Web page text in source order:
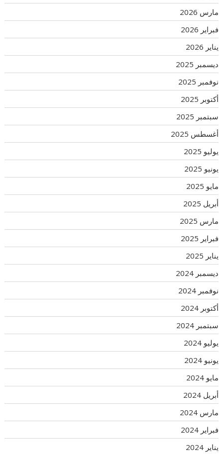
مارس 2026
فبراير 2026
يناير 2026
ديسمبر 2025
نوفمبر 2025
أكتوبر 2025
سبتمبر 2025
أغسطس 2025
يوليو 2025
يونيو 2025
مايو 2025
أبريل 2025
مارس 2025
فبراير 2025
يناير 2025
ديسمبر 2024
نوفمبر 2024
أكتوبر 2024
سبتمبر 2024
يوليو 2024
يونيو 2024
مايو 2024
أبريل 2024
مارس 2024
فبراير 2024
يناير 2024